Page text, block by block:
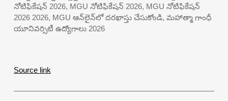
నోటిఫికేషన్ 2026, MGU నోటిఫికేషన్ 2026, MGU నోటిఫికేషన్
2026 2026, MGU ఆన్‌లైన్‌లో దరఖాస్తు చేసుకోండి, మహాత్మా గాంధీ
యూనివర్సిటీ ఉద్యోగాలు 2026
Source link